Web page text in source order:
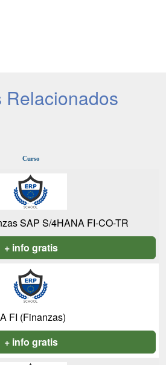
Relacionados
Curso
SAP S/4HANA FI-CO-TR
+ info gratis
FI (Finanzas)
+ info gratis